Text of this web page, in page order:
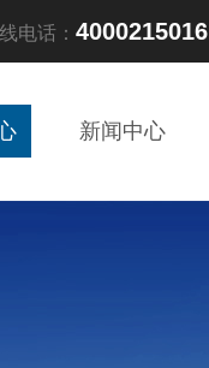
电话： 4000215016
新闻中心